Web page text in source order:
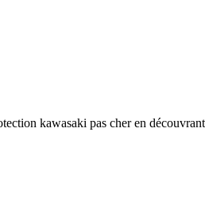
kawasaki pas cher en